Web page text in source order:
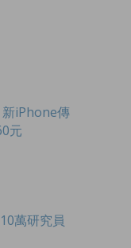
iPhone傳
元
萬研究員